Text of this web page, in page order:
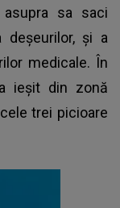
sa saci
deșeurilor, și a
medicale. În
ieșit din zonă
trei picioare